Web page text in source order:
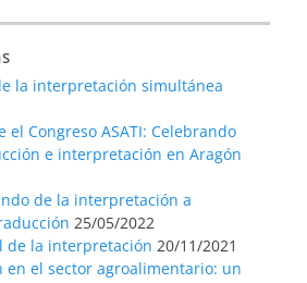
la interpretación simultánea
el Congreso ASATI: Celebrando
e interpretación en Aragón
de la interpretación a
25/05/2022
de la interpretación 20/11/2021
en el sector agroalimentario: un